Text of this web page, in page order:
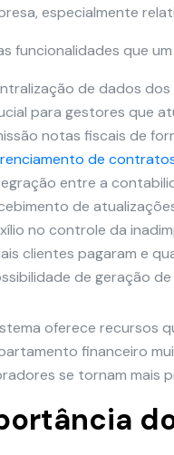
especialmente
funcionalidades que
de dados dos
para gestores que
notas fiscais de
de
entre a
de
no controle da
clientes pagaram e
de geração
oferece recursos
financeiro
se tornam mais